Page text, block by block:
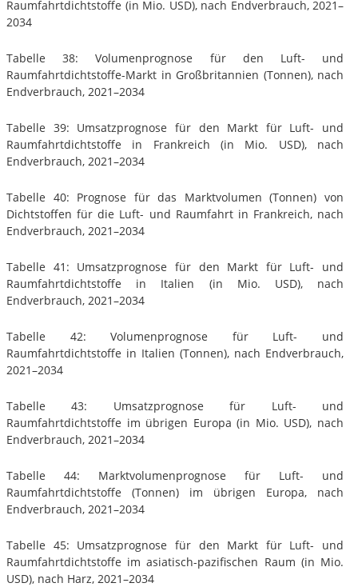
Raumfahrtdichtstoffe (in Mio. USD), nach Endverbrauch, 2021–
2034
Tabelle 38: Volumenprognose für den Luft- und
Raumfahrtdichtstoffe-Markt in Großbritannien (Tonnen), nach
Endverbrauch, 2021–2034
Tabelle 39: Umsatzprognose für den Markt für Luft- und
Raumfahrtdichtstoffe in Frankreich (in Mio. USD), nach
Endverbrauch, 2021–2034
Tabelle 40: Prognose für das Marktvolumen (Tonnen) von
Dichtstoffen für die Luft- und Raumfahrt in Frankreich, nach
Endverbrauch, 2021–2034
Tabelle 41: Umsatzprognose für den Markt für Luft- und
Raumfahrtdichtstoffe in Italien (in Mio. USD), nach
Endverbrauch, 2021–2034
Tabelle 42: Volumenprognose für Luft- und
Raumfahrtdichtstoffe in Italien (Tonnen), nach Endverbrauch,
2021–2034
Tabelle 43: Umsatzprognose für Luft- und
Raumfahrtdichtstoffe im übrigen Europa (in Mio. USD), nach
Endverbrauch, 2021–2034
Tabelle 44: Marktvolumenprognose für Luft- und
Raumfahrtdichtstoffe (Tonnen) im übrigen Europa, nach
Endverbrauch, 2021–2034
Tabelle 45: Umsatzprognose für den Markt für Luft- und
Raumfahrtdichtstoffe im asiatisch-pazifischen Raum (in Mio.
USD), nach Harz, 2021–2034